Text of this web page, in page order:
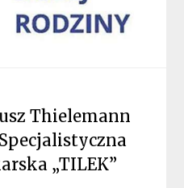
Thielemann
„TILEK”